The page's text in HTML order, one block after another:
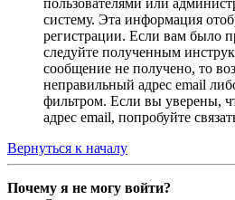
пользователями или
систему. Эта информация
регистрации. Если вам было
следуйте полученным
сообщение не получено, то
неправильный адрес email
фильтром. Если вы уверены,
адрес email, попробуйте
Вернуться к началу
Почему я не могу войти?